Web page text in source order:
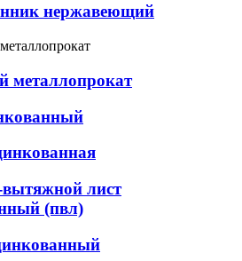
нержавеющий
металлопрокат
лист
(пвл)